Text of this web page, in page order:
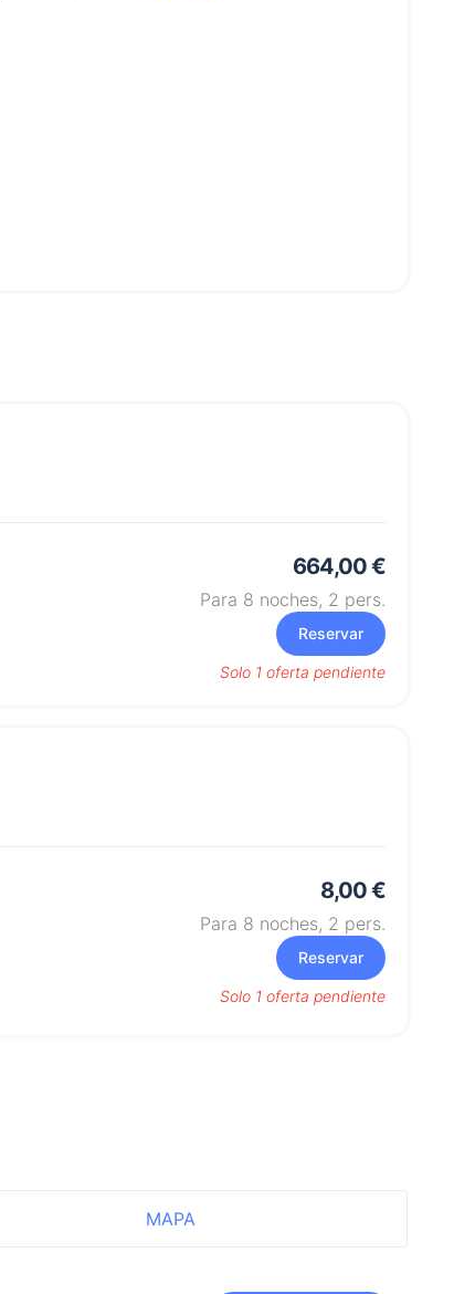
664,00 €
Para 8 noches, 2 pers.
Reservar
Solo 1 oferta pendiente
8,00 €
Para 8 noches, 2 pers.
Reservar
Solo 1 oferta pendiente
MAPA